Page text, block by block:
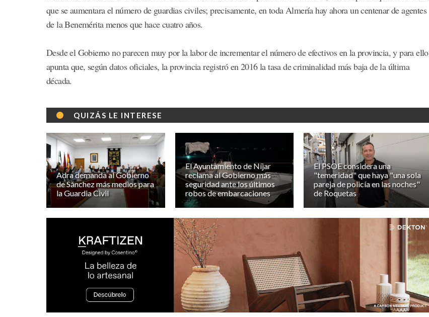
que se aumentara el número de guardias civiles; precisamente, en toda Almería hay ahora un centenar de agentes
de la Benemérita menos que hace cuatro años.
Desde el Gobierno no parecen muy por la labor de incrementar el número de efectivos en la provincia, y para ello
apunta que, según datos oficiales, la provincia registró en 2016 la tasa de criminalidad más baja de la última
década.
QUIZÁS LE INTERESE
Adra demanda al Gobierno
de Sánchez más medios para
la Guardia Civil
El Ayuntamiento de Níjar
reclama al Gobierno más
seguridad ante los últimos
robos de embarcaciones
El PSOE considera una
"temeridad" que haya "una sola
pareja de policía en las noches"
de Roquetas